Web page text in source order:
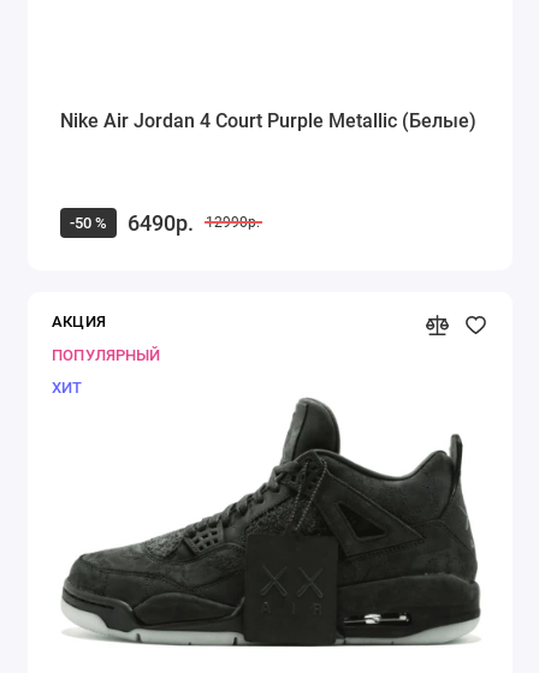
Nike Air Jordan 4 Court Purple Metallic (Белые)
-50 % 6490р. 12990р.
АКЦИЯ
ПОПУЛЯРНЫЙ
ХИТ